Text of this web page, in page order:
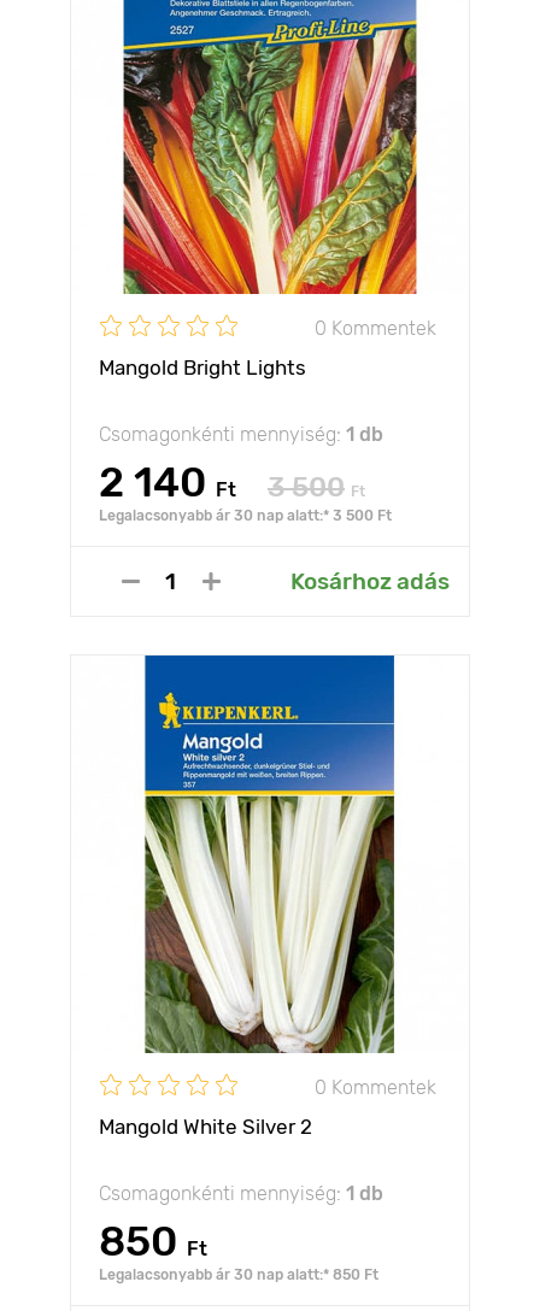
0 Kommentek
Mangold Bright Lights
Csomagonkénti mennyiség: 1 db
2 140 Ft 3 500 Ft
Legalacsonyabb ár 30 nap alatt:* 3 500 Ft
Kosárhoz adás
0 Kommentek
Mangold White Silver 2
Csomagonkénti mennyiség: 1 db
850 Ft
Legalacsonyabb ár 30 nap alatt:* 850 Ft